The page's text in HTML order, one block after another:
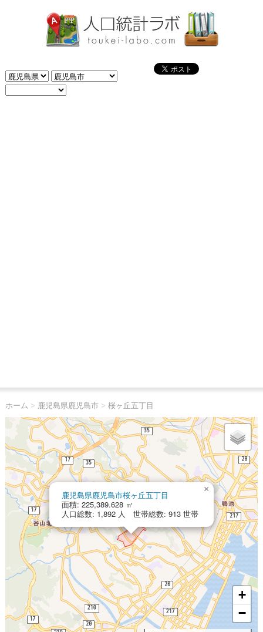
ホーム > 鹿児島県鹿児島市> 桜ヶ丘五丁目
鹿児島県鹿児島市桜ヶ丘五丁目
面積: 225,389.628 ㎡
人口総数: 1,892 人 世帯総数: 913 世帯
×
+
−